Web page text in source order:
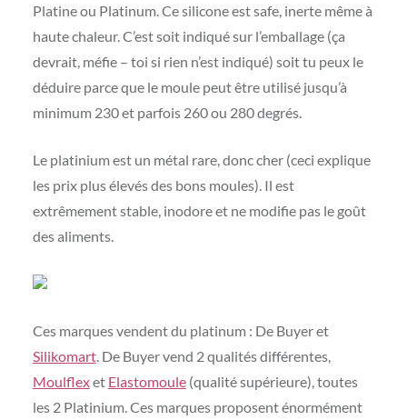
Platine ou Platinum. Ce silicone est safe, inerte même à
haute chaleur. C’est soit indiqué sur l’emballage (ça
devrait, méfie – toi si rien n’est indiqué) soit tu peux le
déduire parce que le moule peut être utilisé jusqu’à
minimum 230 et parfois 260 ou 280 degrés.
Le platinium est un métal rare, donc cher (ceci explique
les prix plus élevés des bons moules). Il est
extrêmement stable, inodore et ne modifie pas le goût
des aliments.
Ces marques vendent du platinum : De Buyer et
Silikomart. De Buyer vend 2 qualités différentes,
Moulflexet Elastomoule(qualité supérieure), toutes
les 2 Platinium. Ces marques proposent énormément